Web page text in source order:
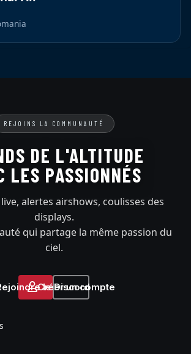
REJOINS LA COMMUNAUTÉ
DE L'ALTITUDE
LES PASSIONNÉS
alertes airshows, coulisses des
displays.
qui partage la même passion du
ciel.
le Discord
Créer un compte